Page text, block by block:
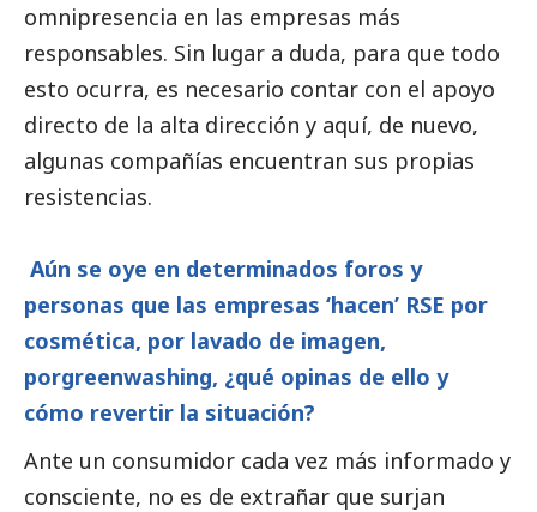
omnipresencia en las empresas más
responsables. Sin lugar a duda, para que todo
esto ocurra, es necesario contar con el apoyo
directo de la alta dirección y aquí, de nuevo,
algunas compañías encuentran sus propias
resistencias.
Aún se oye en determinados foros y
personas que las empresas ‘hacen’ RSE por
cosmética, por lavado de imagen,
porgreenwashing, ¿qué opinas de ello y
cómo revertir la situación?
Ante un consumidor cada vez más informado y
consciente, no es de extrañar que surjan